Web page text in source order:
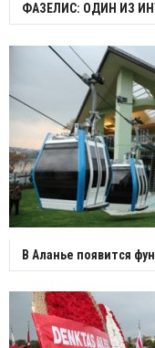
ФАЗЕЛИС: ОДИН ИЗ
В Аланье появится